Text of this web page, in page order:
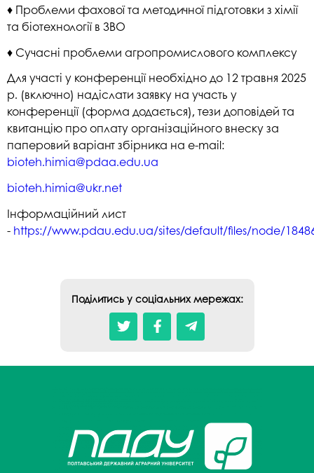
♦ Проблеми фахової та методичної підготовки з хімії
та біотехнології в ЗВО
♦ Сучасні проблеми агропромислового комплексу
Для участі у конференції необхідно до 12 травня 2025
р. (включно) надіслати заявку на участь у
конференції (форма додається), тези доповідей та
квитанцію про оплату організаційного внеску за
паперовий варіант збірника на e-mail:
bioteh.himia@pdaa.edu.ua
bioteh.himia@ukr.net
Інформаційний лист
- https://www.pdau.edu.ua/sites/default/files/node/
Поділитись у соціальних мережах: